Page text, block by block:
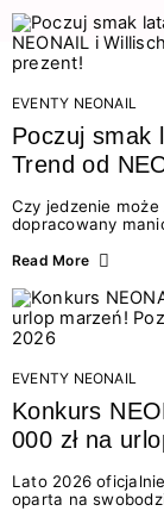
EVENTY NEONAIL
Poczuj smak
Trend od
nowych
Czy jedzenie
dopracowany
świata beauty i
zmysłami: przez
orzeźwiający
NEONAIL łączy
na styku jedzenia i
Read More
EVENTY NEONAIL
Konkurs
000 zł na
Lato 2026
oparta na